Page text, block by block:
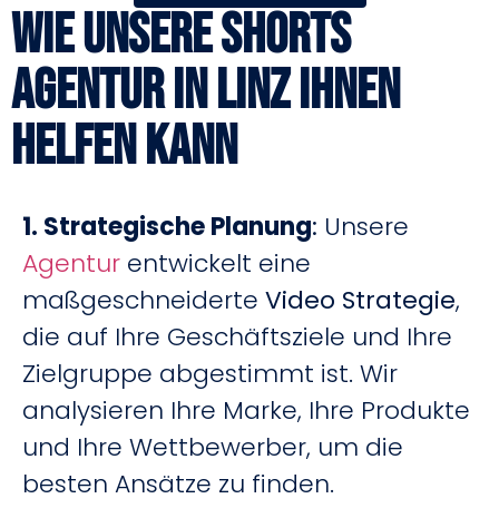
Wie unsere Shorts
Agentur in Linz Ihnen
helfen kann
1. Strategische Planung: Unsere
Agentur entwickelt eine
maßgeschneiderte Video Strategie,
die auf Ihre Geschäftsziele und Ihre
Zielgruppe abgestimmt ist. Wir
analysieren Ihre Marke, Ihre Produkte
und Ihre Wettbewerber, um die
besten Ansätze zu finden.